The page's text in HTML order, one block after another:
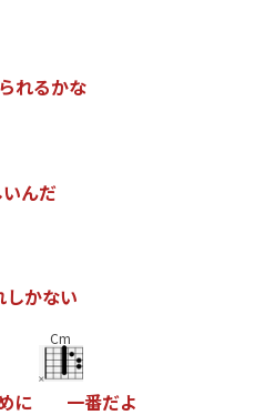
られるかな
いんだ
しかない
に
Cm
一番だよ